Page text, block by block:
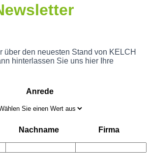
über den neuesten Stand von KELCH
hinterlassen Sie uns hier Ihre
Anrede
Nachname Firma